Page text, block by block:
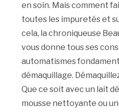
en soin. Mais comment
toutes les impuretés et
cela, la chroniqueuse
vous donne tous ses
automatismes
démaquillage.
Que ce soit avec un lait
mousse nettoyante ou